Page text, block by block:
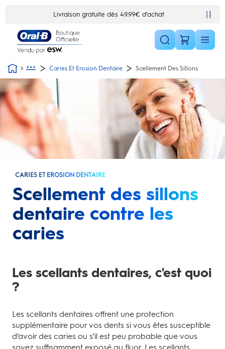
Caries Et Erosion Dentaire Scellement Des Sillons
CARIES ET EROSION DENTAIRE
Scellement des sillons
dentaire contre les
caries
Les scellants dentaires, c'est quoi
?
Les scellants dentaires offrent une protection
supplémentaire pour vos dents si vous êtes susceptible
d’avoir des caries ou s’il est peu probable que vous